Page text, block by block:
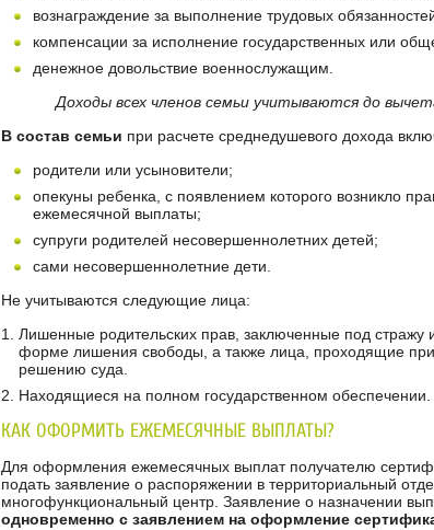
вознаграждение за выполнение трудовых
компенсации за исполнение государственных или
денежное довольствие военнослужащим.
Доходы всех членов семьи учитываются до
В состав семьи при расчете среднедушевого дохода
родители или усыновители;
опекуны ребенка, с появлением которого возникло
ежемесячной выплаты;
супруги родителей несовершеннолетних детей;
сами несовершеннолетние дети.
Не учитываются следующие лица:
Лишенные родительских прав, заключенные под
форме лишения свободы, а также лица, проходящие
решению суда.
Находящиеся на полном государственном обеспечении.
КАК ОФОРМИТЬ ЕЖЕМЕСЯЧНЫЕ ВЫПЛАТЫ?
Для оформления ежемесячных выплат получателю
подать заявление о распоряжении в территориальный
многофункциональный центр. Заявление о назначении
одновременно с заявлением на оформление